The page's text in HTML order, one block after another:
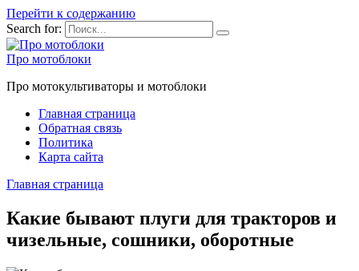
Перейти к содержанию
Search for:
Про мотоблоки
Про мотокультиваторы и мотоблоки
Главная страница
Обратная связь
Политика
Карта сайта
Главная страница
Какие бывают плуги для тракторов и
чизельные, сошники, оборотные